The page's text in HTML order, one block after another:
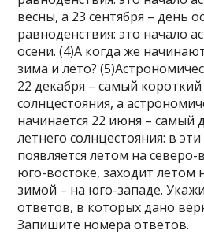
весны, а 23 сентября – день
равноденствия: это начало
осени. (4)А когда же
зима и лето?
22 декабря – самый
солнцестояния, а
начинается 22 июня – самый
летнего солнцестояния: в
появляется летом на
юго-востоке, заходит летом
зимой – на юго-западе.
ответов, в которых дано
Запишите номера ответов.